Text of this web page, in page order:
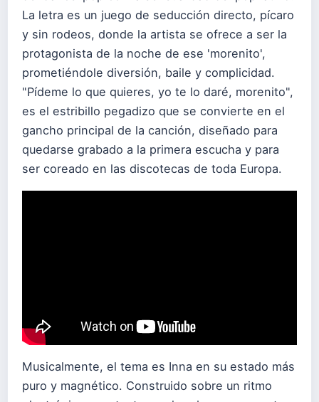
La letra es un juego de seducción directo, pícaro
y sin rodeos, donde la artista se ofrece a ser la
protagonista de la noche de ese 'morenito',
prometiéndole diversión, baile y complicidad.
"Pídeme lo que quieres, yo te lo daré, morenito",
es el estribillo pegadizo que se convierte en el
gancho principal de la canción, diseñado para
quedarse grabado a la primera escucha y para
ser coreado en las discotecas de toda Europa.
Musicalmente, el tema es Inna en su estado más
puro y magnético. Construido sobre un ritmo